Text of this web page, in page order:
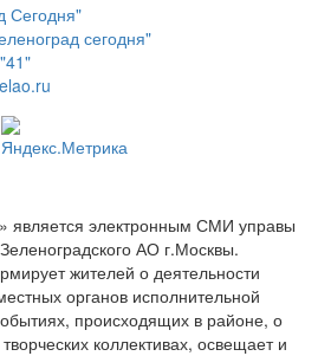
Сегодня"
сегодня"
является электронным СМИ управы
АО г.Москвы.
жителей о деятельности
органов исполнительной
происходящих в районе, о
коллективах, освещает и